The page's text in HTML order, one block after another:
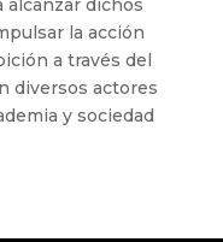
alcanzar dichos
la acción
a través del
diversos actores
y sociedad